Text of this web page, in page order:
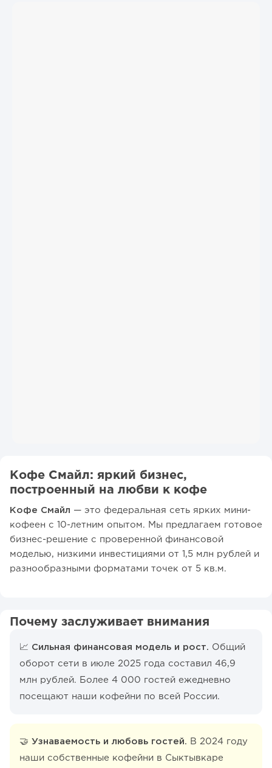
Кофе Смайл: яркий бизнес,
построенный на любви к кофе
Кофе Смайл — это федеральная сеть ярких мини-
кофеен с 10-летним опытом. Мы предлагаем готовое
бизнес-решение с проверенной финансовой
моделью, низкими инвестициями от 1,5 млн рублей и
разнообразными форматами точек от 5 кв.м.
Почему заслуживает внимания
📈 Сильная финансовая модель и рост. Общий
оборот сети в июле 2025 года составил 46,9
млн рублей. Более 4 000 гостей ежедневно
посещают наши кофейни по всей России.
🤝 Узнаваемость и любовь гостей. В 2024 году
наши собственные кофейни в Сыктывкаре